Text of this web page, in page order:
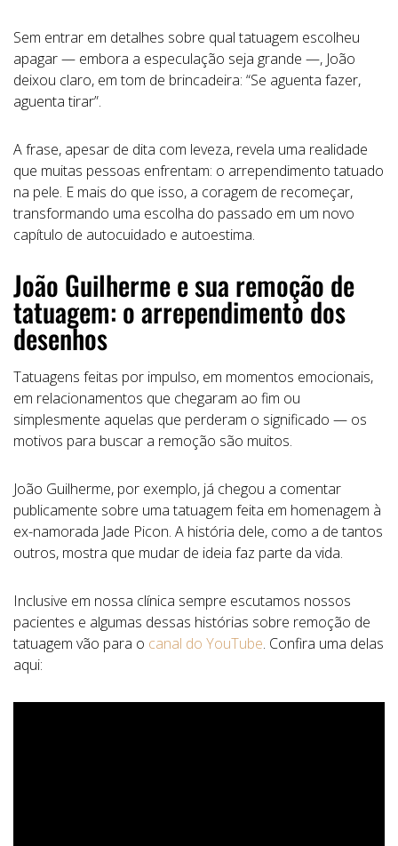
Sem entrar em detalhes sobre qual tatuagem escolheu
apagar — embora a especulação seja grande —, João
deixou claro, em tom de brincadeira: “Se aguenta fazer,
aguenta tirar”.
A frase, apesar de dita com leveza, revela uma realidade
que muitas pessoas enfrentam: o arrependimento tatuado
na pele. E mais do que isso, a coragem de recomeçar,
transformando uma escolha do passado em um novo
capítulo de autocuidado e autoestima.
João Guilherme e sua remoção de
tatuagem: o arrependimento dos
desenhos
Tatuagens feitas por impulso, em momentos emocionais,
em relacionamentos que chegaram ao fim ou
simplesmente aquelas que perderam o significado — os
motivos para buscar a remoção são muitos.
João Guilherme, por exemplo, já chegou a comentar
publicamente sobre uma tatuagem feita em homenagem à
ex-namorada Jade Picon. A história dele, como a de tantos
outros, mostra que mudar de ideia faz parte da vida.
Inclusive em nossa clínica sempre escutamos nossos
pacientes e algumas dessas histórias sobre remoção de
tatuagem vão para o canal do YouTube. Confira uma delas
aqui: